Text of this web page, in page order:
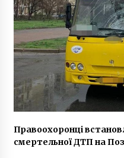
7 років
Коли
3 роки
бордюри
Правоохоронці
смертельної ДТП на